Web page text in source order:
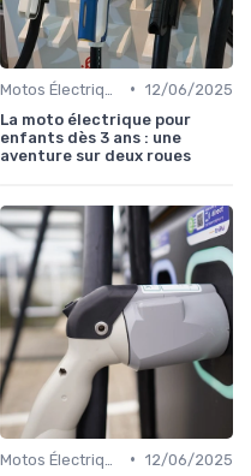
• 12/06/2025
La moto électrique pour
enfants dès 3 ans : une
aventure sur deux roues
• 12/06/2025